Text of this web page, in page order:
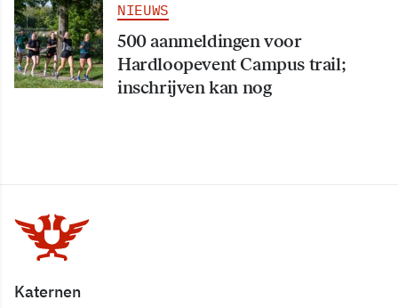
NIEUWS
500 aanmeldingen voor
Hardloopevent Campus trail;
inschrijven kan nog
Katernen